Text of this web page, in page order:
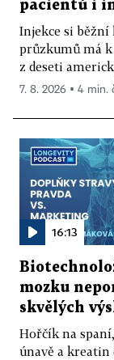
pacientů i
Injekce si běžní
průzkumů má
z deseti
7. 8. 2026 ▪ 4 min.
16:13
mozku
skvělých
Hořčík na
únavě a kreatin